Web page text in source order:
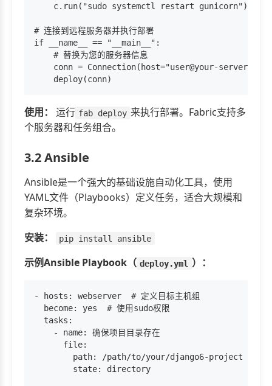
    c.run("sudo systemctl restart gunicorn")
# 连接到远程服务器并执行部署
if __name__ == "__main__":
    # 替换为您的服务器信息
conn = Connection(host="user@your-server-
使用： 运行 fab deploy 来执行部署。Fabric支持多
个服务器和任务组合。
3.2 Ansible
Ansible是一个强大的基础设施自动化工具，使用
YAML文件（Playbooks）定义任务，适合大规模和
复杂环境。
安装：
pip install ansible
示例Ansible Playbook（ deploy.yml ）：
- hosts: webserver  # 定义目标主机组
  become: yes  # 使用sudo权限
  tasks:
    - name: 确保项目目录存在
      file:
        path: /path/to/your/django6-project
        state: directory